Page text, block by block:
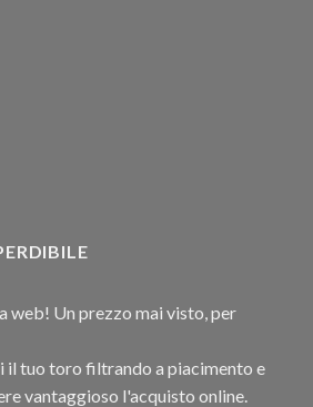
web! Un prezzo mai visto, per
il tuo toro filtrando a piacimento e
vantaggioso l'acquisto online.